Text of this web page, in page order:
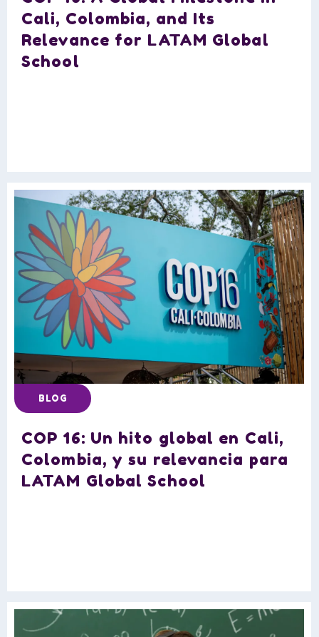
Cali, Colombia, and Its
Relevance for LATAM Global
School
BLOG
COP 16: Un hito global en Cali,
Colombia, y su relevancia para
LATAM Global School